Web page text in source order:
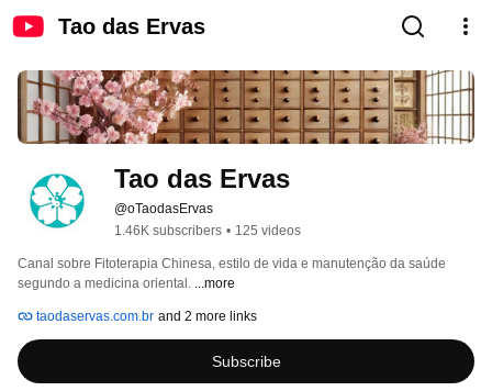
Tao das Ervas
Tao das Ervas
@oTaodasErvas
1.46K subscribers • 125 videos
Canal sobre Fitoterapia Chinesa, estilo de vida e manutenção da saúde
segundo a medicina oriental. ...more
taodaservas.com.br and 2 more links
Subscribe